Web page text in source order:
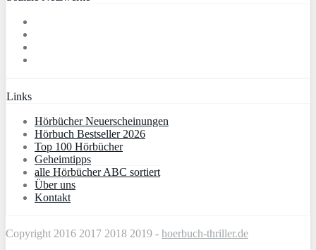
Links
Hörbücher Neuerscheinungen
Hörbuch Bestseller 2026
Top 100 Hörbücher
Geheimtipps
alle Hörbücher ABC sortiert
Über uns
Kontakt
Copyright 2016 2017 2018 2019 - hoerbuch-thriller.de